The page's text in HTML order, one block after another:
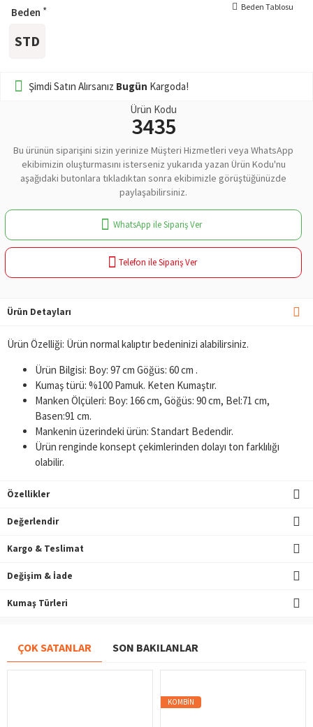
Beden
STD
Beden Tablosu
Şimdi Satın Alırsanız Bugün Kargoda!
Ürün Kodu
3435
Bu ürünün siparişini sizin yerinize Müşteri Hizmetleri veya WhatsApp
ekibimizin oluşturmasını isterseniz yukarıda yazan Ürün Kodu'nu
aşağıdaki butonlara tıkladıktan sonra ekibimizle görüştüğünüzde
paylaşabilirsiniz.
WhatsApp ile Sipariş Ver
Telefon ile Sipariş Ver
Ürün Detayları
Ürün Özelliği: Ürün normal kalıptır bedeninizi alabilirsiniz.
Ürün Bilgisi: Boy: 97 cm Göğüs: 60 cm .
Kumaş türü: %100 Pamuk. Keten Kumaştır.
Manken Ölçüleri: Boy: 166 cm, Göğüs: 90 cm, Bel:71 cm,
Basen:91 cm.
Mankenin üzerindeki ürün: Standart Bedendir.
Ürün renginde konsept çekimlerinden dolayı ton farklılığı
olabilir.
Özellikler
Değerlendir
Kargo & Teslimat
Değişim & İade
Kumaş Türleri
ÇOK SATANLAR SON BAKILANLAR
KOMBIN